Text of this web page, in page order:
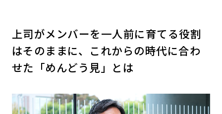
上司がメンバーを一人前に育てる役割
はそのままに、これからの時代に合わ
せた「めんどう見」とは